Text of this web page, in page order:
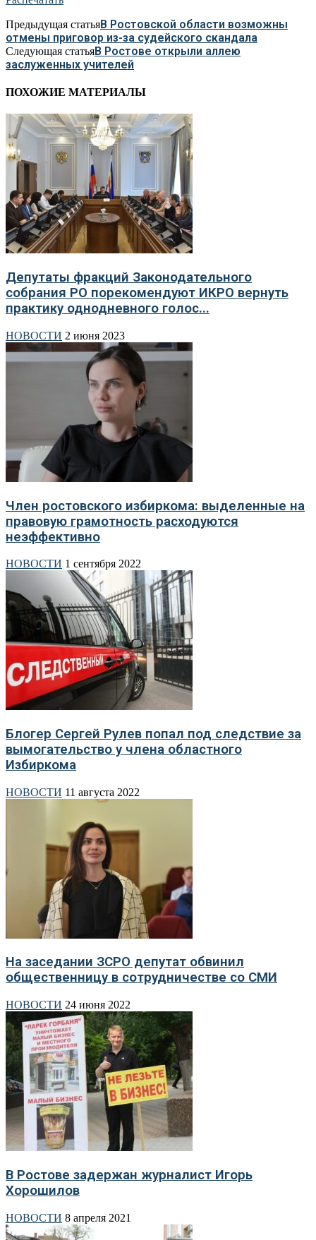
Предыдущая статьяВ Ростовской области возможны
отмены приговор из-за судейского скандала
Следующая статьяВ Ростове открыли аллею
заслуженных учителей
ПОХОЖИЕ МАТЕРИАЛЫ
Депутаты фракций Законодательного
собрания РО порекомендуют ИКРО вернуть
практику однодневного голос...
НОВОСТИ 2 июня 2023
Член ростовского избиркома: выделенные на
правовую грамотность расходуются
неэффективно
НОВОСТИ 1 сентября 2022
Блогер Сергей Рулев попал под следствие за
вымогательство у члена областного
Избиркома
НОВОСТИ 11 августа 2022
На заседании ЗСРО депутат обвинил
общественницу в сотрудничестве со СМИ
НОВОСТИ 24 июня 2022
В Ростове задержан журналист Игорь
Хорошилов
НОВОСТИ 8 апреля 2021